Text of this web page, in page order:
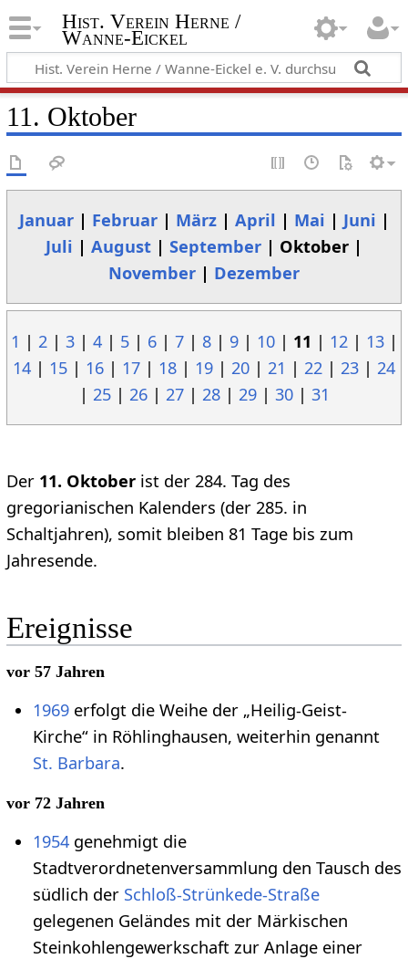
Hist. Verein Herne /
Wanne-Eickel
11. Oktober
Januar| Februar| März| April | Mai | Juni |
Juli | August | September | Oktober |
November | Dezember
1 | 2| 3| 4| 5| 6| 7| 8| 9| 10| 11 | 12| 13|
14 | 15 | 16 | 17 | 18 | 19 | 20 | 21 | 22 | 23 | 24
| 25| 26| 27| 28| 29| 30| 31
Der 11. Oktoberist der 284. Tag des
gregorianischen Kalenders (der 285. in
Schaltjahren), somit bleiben 81 Tage bis zum
Jahresende.
Ereignisse
vor 57 Jahren
1969 erfolgt die Weihe der „Heilig-Geist-
Kirche“ in Röhlinghausen, weiterhin genannt
St. Barbara.
vor 72 Jahren
1954 genehmigt die
Stadtverordnetenversammlung den Tausch des
südlich der Schloß-Strünkede-Straße
gelegenen Geländes mit der Märkischen
Steinkohlengewerkschaft zur Anlage einer